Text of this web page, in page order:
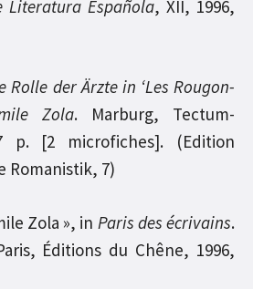
Literatura Española, XII, 1996,
Rolle der Ärzte in ‘Les Rougon-
Zola. Marburg, Tectum-
p. [2 microfiches]. (Edition
Romanistik, 7)
Zola », in Paris des écrivains.
Éditions du Chêne, 1996,